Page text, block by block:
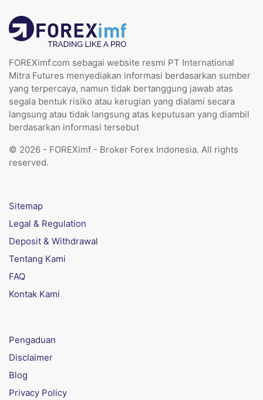
FOREXimf.com sebagai website resmi PT International
Mitra Futures menyediakan informasi berdasarkan sumber
yang terpercaya, namun tidak bertanggung jawab atas
segala bentuk risiko atau kerugian yang dialami secara
langsung atau tidak langsung atas keputusan yang diambil
berdasarkan informasi tersebut
© 2026 - FOREXimf - Broker Forex Indonesia. All rights
reserved.
Sitemap
Legal & Regulation
Deposit & Withdrawal
Tentang Kami
FAQ
Kontak Kami
Pengaduan
Disclaimer
Blog
Privacy Policy